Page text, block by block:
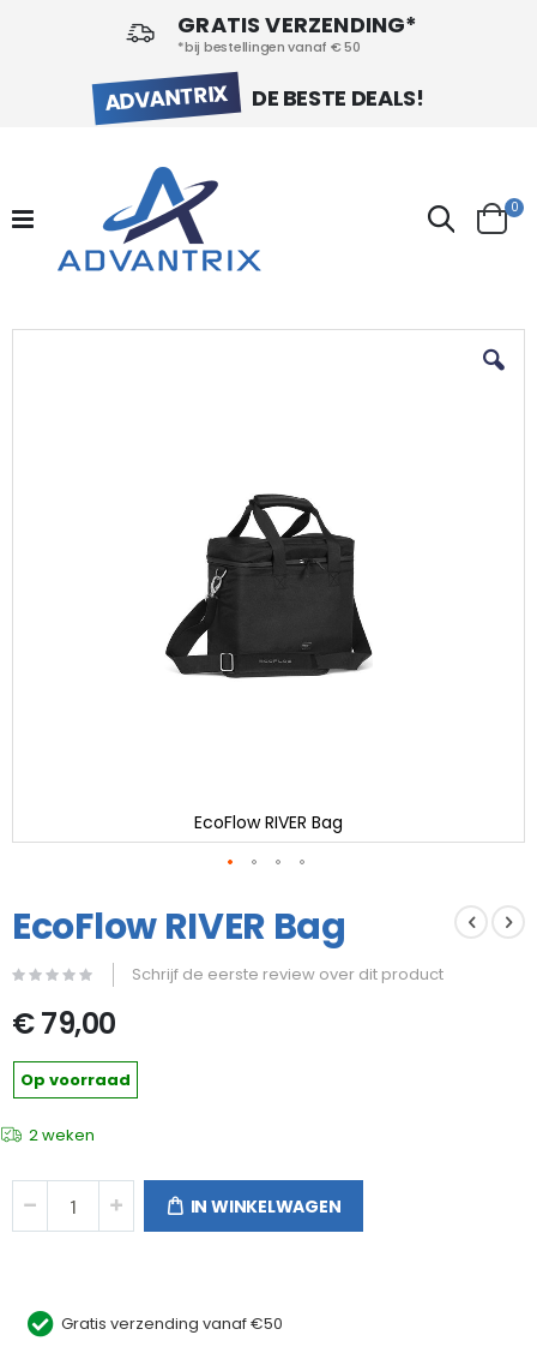
GRATIS VERZENDING*
*bij bestellingen vanaf € 50
ADVANTRIX DE BESTE DEALS!
Search
Cart
0
Ga
EcoFlow RIVER Bag
naar
het
van
afbeeldingen-
gallerij
EcoFlow RIVER Bag
Schrijf de eerste review over dit product
€ 79,00
Op voorraad
2 weken
IN WINKELWAGEN
Gratis verzending vanaf €50